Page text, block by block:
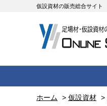
仮設資材の販売総合サイト
ホーム > 仮設資材 >